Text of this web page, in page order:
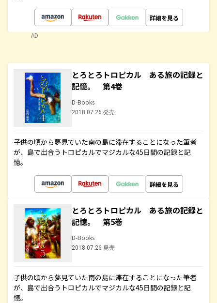
詳細を見る
AD
とろとろトロピカル ある旅の記録と
記憶。 第4巻
D-Books
2018.07.26 発売
子供の頃から夢見ていた南の島に滞在することになった筆者
が、島で出合うトロピカルでマジカルな45日間の記録と記
憶。
詳細を見る
とろとろトロピカル ある旅の記録と
記憶。 第5巻
D-Books
2018.07.26 発売
子供の頃から夢見ていた南の島に滞在することになった筆者
が、島で出合うトロピカルでマジカルな45日間の記録と記
憶。